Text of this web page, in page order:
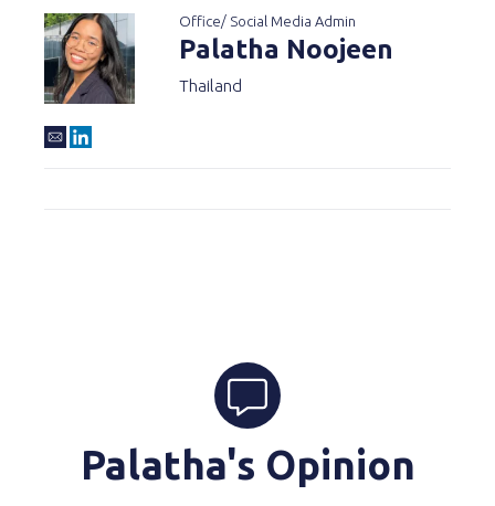
Office/ Social Media Admin
Palatha Noojeen
Thailand
Palatha's Opinion